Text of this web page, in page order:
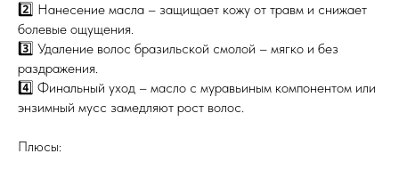
2️⃣ Нанесение масла – защищает кожу от травм и снижает
болевые ощущения.
3️⃣ Удаление волос бразильской смолой – мягко и без
раздражения.
4️⃣ Финальный уход – масло с муравьиным компонентом или
энзимный мусс замедляют рост волос.
Плюсы: